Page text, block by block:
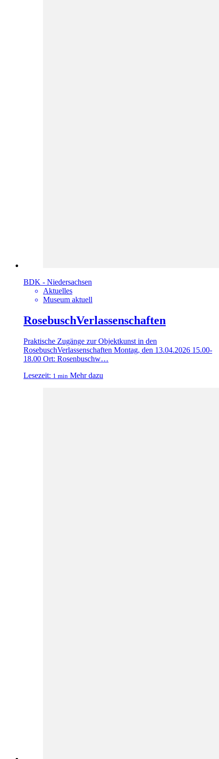
BDK - Niedersachsen
Aktuelles
Museum aktuell
RosebuschVerlassenschaften
Praktische Zugänge zur Objektkunst in den
RosebuschVerlassenschaften Montag, den 13.04.2026 15.00-
18.00 Ort: Rosenbuschw…
Lesezeit: 1 min Mehr dazu